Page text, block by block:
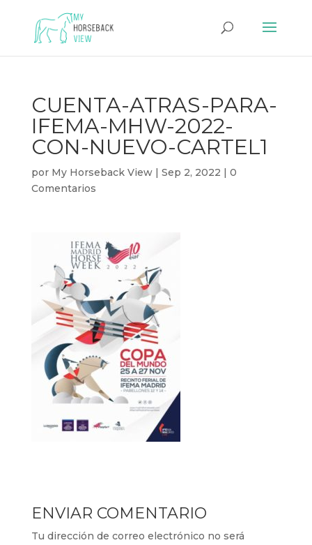
CUENTA-ATRAS-PARA-
IFEMA-MHW-2022-
CON-NUEVO-CARTEL1
por My Horseback View| Sep 2, 2022 | 0
Comentarios
ENVIAR COMENTARIO
Tu dirección de correo electrónico no será